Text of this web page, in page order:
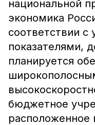
национальной
экономика
соответствии с
показателями,
планируется
бюджетное
расположенное